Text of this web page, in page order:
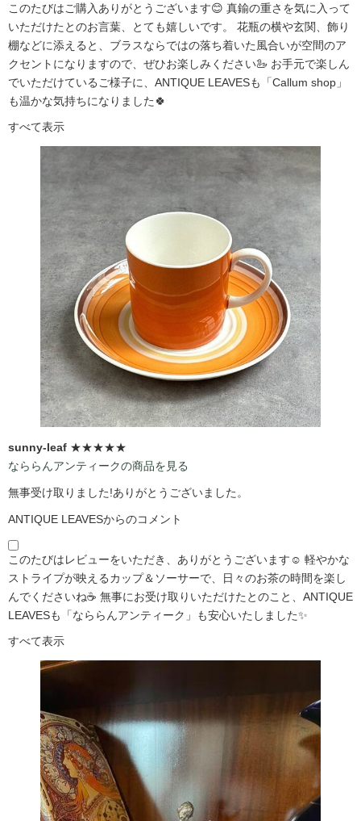
このたびはご購入ありがとうございます😊 真鍮の重さを気に入って
いただけたとのお言葉、とても嬉しいです。 花瓶の横や玄関、飾り
棚などに添えると、ブラスならではの落ち着いた風合いが空間のア
クセントになりますので、ぜひお楽しみください🦢 お手元で楽しん
でいただけているご様子に、ANTIQUE LEAVESも「Callum shop」
も温かな気持ちになりました🍀
すべて表示
sunny-leaf ★★★★★
なららんアンティークの商品を見る
無事受け取りました!ありがとうございました。
ANTIQUE LEAVESからのコメント
このたびはレビューをいただき、ありがとうございます☺️ 軽やかな
ストライプが映えるカップ＆ソーサーで、日々のお茶の時間を楽し
んでくださいね☕ 無事にお受け取りいただけたとのこと、ANTIQUE
LEAVESも「なららんアンティーク」も安心いたしました✨
すべて表示